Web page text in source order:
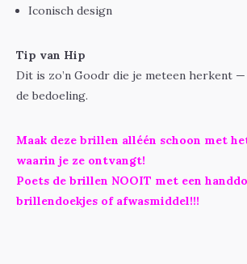
Iconisch design
Tip van Hip
Dit is zo’n Goodr die je meteen herkent
de bedoeling.
Maak deze brillen alléén schoon met
waarin je ze ontvangt!
Poets de brillen NOOIT met een
brillendoekjes of afwasmiddel!!!